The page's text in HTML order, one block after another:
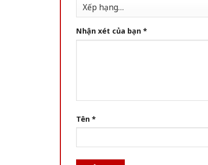
Nhận xét của bạn *
Tên *